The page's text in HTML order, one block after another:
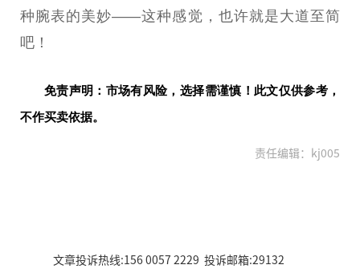
种腕表的美妙——这种感觉，也许就是大道至简
吧！
免责声明：市场有风险，选择需谨慎！此文仅供参考，
不作买卖依据。
责任编辑：kj005
文章投诉热线:156 0057 2229 投诉邮箱:29132